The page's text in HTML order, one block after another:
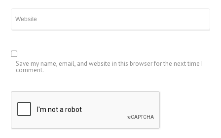
Save my name, email, and website in this browser for the next time I
comment.